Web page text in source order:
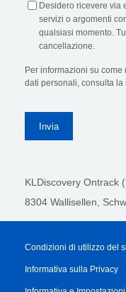
Desidero ricevere via
servizi o argomenti
qualsiasi momento.
cancellazione.
Per informazioni su
dati personali, consulta la
KLDiscovery Ontrack
8304 Wallisellen,
Condizioni di utilizzo del
Informativa sulla Privacy